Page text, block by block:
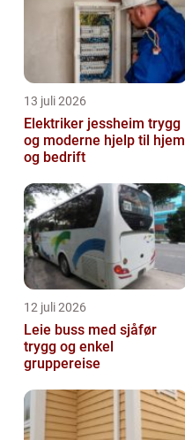
13 juli 2026
Elektriker jessheim trygg
og moderne hjelp til hjem
og bedrift
12 juli 2026
Leie buss med sjåfør
trygg og enkel
gruppereise